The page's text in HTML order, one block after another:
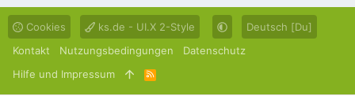
Cookies ks.de - UI.X 2-Style
Deutsch [Du]
Kontakt
Nutzungsbedingungen
Datenschutz
Hilfe und Impressum
R
S